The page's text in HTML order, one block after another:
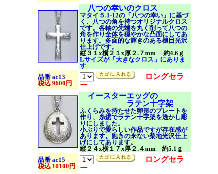
八つの幸いのクロス
マタイ５.1-12の「八つの幸い」に基づ
く、八つの角を持つオリジナルクロス
です。各軸の先端を丸く削って八つの
角を作り全体を穏やかな凸面にしてあ
ります。多面的な輝きのある槌目光沢
仕上げです。
縦３１x横２１x厚２.７mm 約4.6ｇ
Lサイズが「大きなクロス」にありま
す
品番 ac13
税込 9600円
ロングセラ
ー
イースターエッグの
ラテン十字架
ふくらみを持たせた卵形のプレートを
作り、糸鋸でラテン十字架を透かし彫
りにしました。
小ぶりで愛らしい作品ですが存在感が
あります。飽きの来ない梨地光沢仕上
げにしてあります。
縦２４x横１７x厚２.４mm 約5.1ｇ
品番 ac15
税込 10100円
ロングセラ
ー